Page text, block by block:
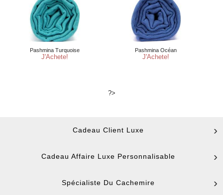
?>
Cadeau Client Luxe
Cadeau Affaire Luxe Personnalisable
Spécialiste Du Cachemire